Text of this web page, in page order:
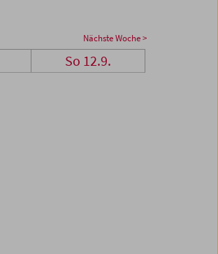
Nächste Woche >
So 12.9.